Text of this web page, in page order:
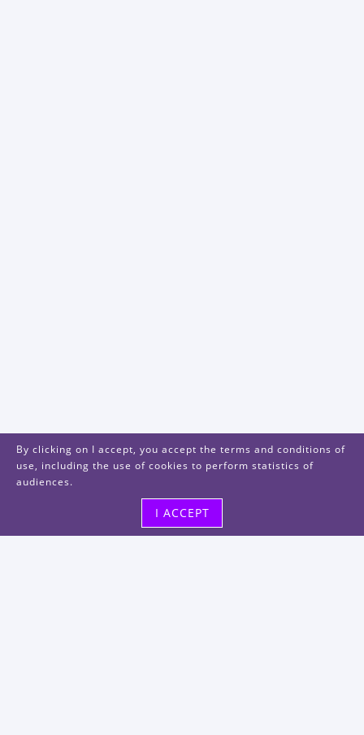
By clicking on I accept, you accept the terms and conditions of
use, including the use of cookies to perform statistics of
audiences.
I ACCEPT